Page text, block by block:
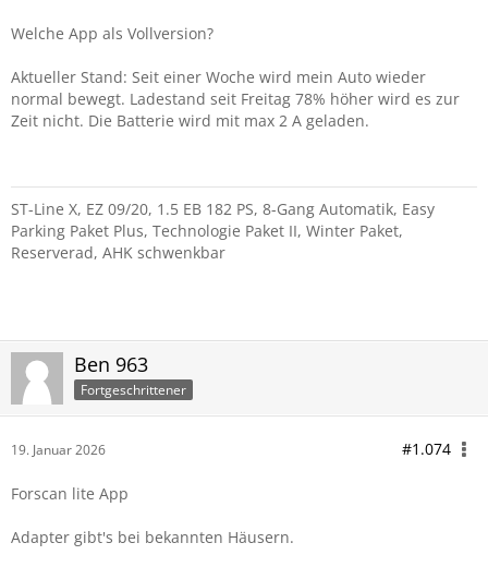
Welche App als Vollversion?
Aktueller Stand: Seit einer Woche wird mein Auto wieder
normal bewegt. Ladestand seit Freitag 78% höher wird es zur
Zeit nicht. Die Batterie wird mit max 2 A geladen.
ST-Line X, EZ 09/20, 1.5 EB 182 PS, 8-Gang Automatik, Easy
Parking Paket Plus, Technologie Paket II, Winter Paket,
Reserverad, AHK schwenkbar
Ben 963
Fortgeschrittener
19. Januar 2026 #1.074
Forscan lite App
Adapter gibt's bei bekannten Häusern.